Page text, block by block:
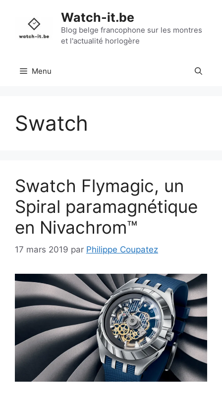
contenu
Watch-it.be
Blog belge francophone sur les montres
et l'actualité horlogère
Menu
Swatch
Swatch Flymagic, un
Spiral paramagnétique
en Nivachrom™
17 mars 2019 par Philippe Coupatez